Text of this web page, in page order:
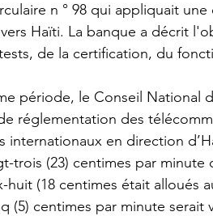
n ° 98 qui appliquait
Haïti. La banque a décrit
de la certification, du
période, le Conseil National
réglementation des
internationaux en direction
trois (23) centimes par
huit (18 centimes était alloués
(5) centimes par minute